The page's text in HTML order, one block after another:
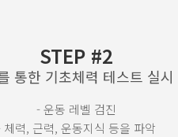
STEP #2
통한 기초체력 테스트 실시
- 운동 레벨 검진
체력, 근력, 운동지식 등을 파악